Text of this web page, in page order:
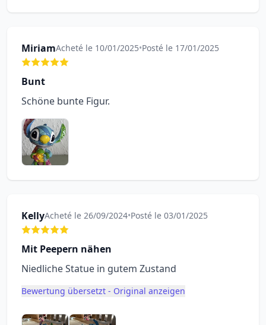
MiriamAcheté le 10/01/2025•Posté le 17/01/2025
Bunt
Schöne bunte Figur.
KellyAcheté le 26/09/2024•Posté le 03/01/2025
Mit Peepern nähen
Niedliche Statue in gutem Zustand
Bewertung übersetzt - Original anzeigen